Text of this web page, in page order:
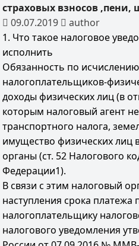
страховых взносов ,пени,
09.07.2019
author
1. Что такое налоговое
исполнить
Обязанность по
налогоплательщиков-
доходы физических лиц (в
которым налоговый агент
транспортного налога,
имущество физических лиц
органы (ст. 52 Налогового
Федерации1).
В связи с этим налоговый
наступления срока платежа
налогоплательщику
налогового уведомления